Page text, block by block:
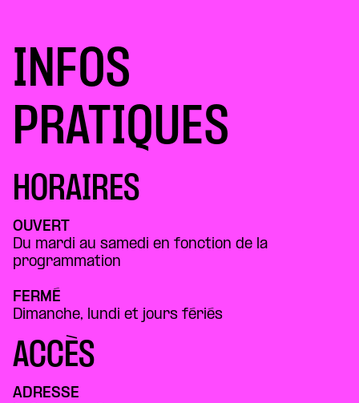
INFOS
PRATIQUES
HORAIRES
OUVERT
Du mardi au samedi en fonction de la
programmation
FERMÉ
Dimanche, lundi et jours fériés
ACCÈS
ADRESSE